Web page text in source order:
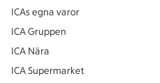
ICAs egna varor
ICA Gruppen
ICA Nära
ICA Supermarket